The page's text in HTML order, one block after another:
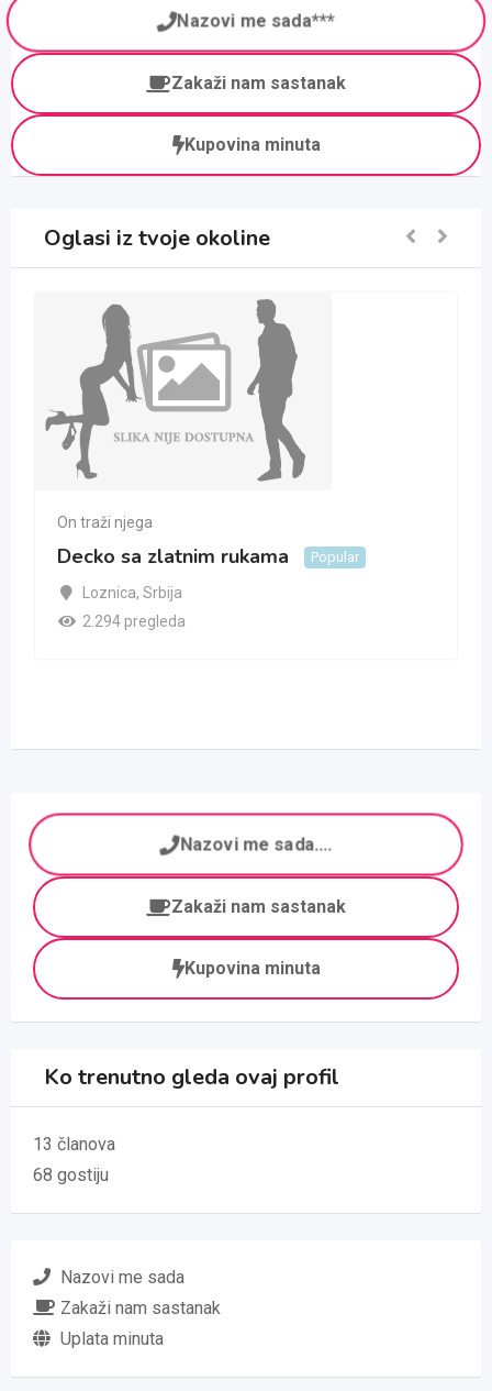
Nazovi me sada***
Zakaži nam sastanak
Kupovina minuta
Oglasi iz tvoje okoline
On traži njega
Decko sa zlatnim rukama Popular
Loznica, Srbija
2.294 pregleda
Nazovi me sada....
Zakaži nam sastanak
Kupovina minuta
Ko trenutno gleda ovaj profil
13 članova
68 gostiju
Nazovi me sada
Zakaži nam sastanak
Uplata minuta